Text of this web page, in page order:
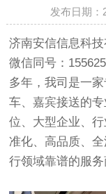
发布日期
济南安信信息科
微信同号：
多年，我司是一
车、嘉宾接送的
位、大型企业、
准化、高品质、
行领域靠谱的服务